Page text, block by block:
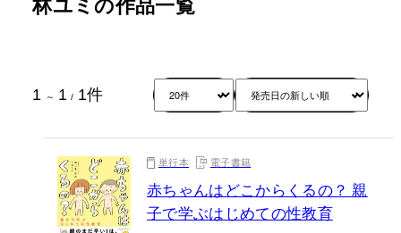
1 ～ 1 / 1件
単行本 電子書籍
赤ちゃんはどこからくるの？ 親
子で学ぶはじめての性教育